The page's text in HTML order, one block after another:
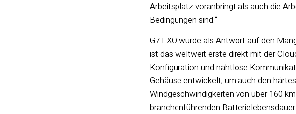
Arbeitsplatz voranbringt als auch die
Bedingungen sind.“
G7 EXO wurde als Antwort auf den
ist das weltweit erste direkt mit der
Konfiguration und nahtlose
Gehäuse entwickelt, um auch den
Windgeschwindigkeiten von über 160
branchenführenden